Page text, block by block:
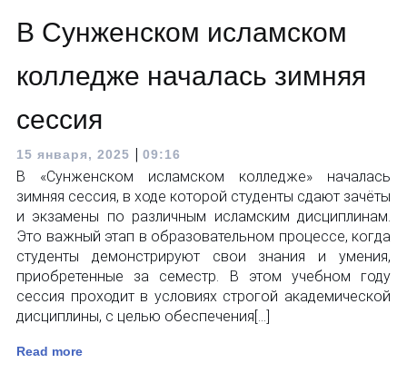
В Сунженском исламском
колледже началась зимняя
сессия
15 января, 2025 | 09:16
В «Сунженском исламском колледже» началась
зимняя сессия, в ходе которой студенты сдают зачёты
и экзамены по различным исламским дисциплинам.
Это важный этап в образовательном процессе, когда
студенты демонстрируют свои знания и умения,
приобретенные за семестр. В этом учебном году
сессия проходит в условиях строгой академической
дисциплины, с целью обеспечения[…]
Read more